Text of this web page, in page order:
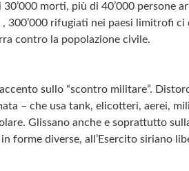
morti, più di 40’000 persone
300’000 rifugiati nei paesi limitrofi
contro la popolazione civile.
sullo “scontro militare”.
– che usa tank, elicotteri, aerei,
Glissano anche e soprattutto
forme diverse, all’Esercito siriano